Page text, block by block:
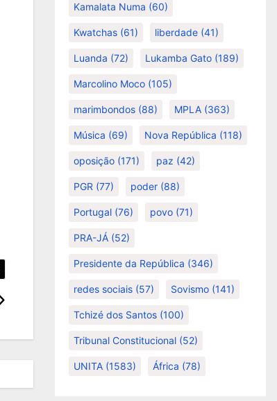
Kamalata Numa (60)
Kwatchas (61) liberdade (41)
Luanda (72) Lukamba Gato (189)
Marcolino Moco (105)
marimbondos (88) MPLA (363)
Música (69) Nova República (118)
oposição (171) paz (42)
PGR (77) poder (88)
Portugal (76) povo (71)
PRA-JÁ (52)
Presidente da República (346)
redes sociais (57) Sovismo (141)
Tchizé dos Santos (100)
Tribunal Constitucional (52)
UNITA (1583) África (78)